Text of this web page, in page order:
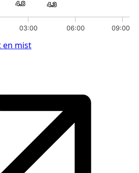
4.8
4.8
4.3
4.3
03:00 06:00 09:00
en mist